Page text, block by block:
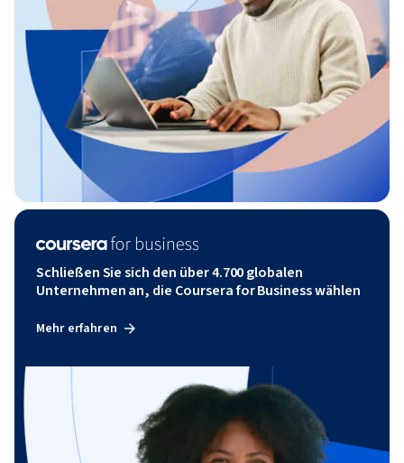
Schließen Sie sich den über 4.700 globalen
Unternehmen an, die Coursera for Business wählen
Mehr erfahren